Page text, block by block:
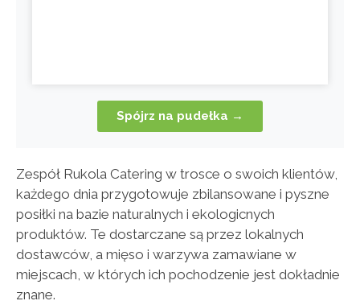
Spójrz na pudełka →
Zespół Rukola Catering w trosce o swoich klientów,
każdego dnia przygotowuje zbilansowane i pyszne
posiłki na bazie naturalnych i ekologicnych
produktów. Te dostarczane są przez lokalnych
dostawców, a mięso i warzywa zamawiane w
miejscach, w których ich pochodzenie jest dokładnie
znane.